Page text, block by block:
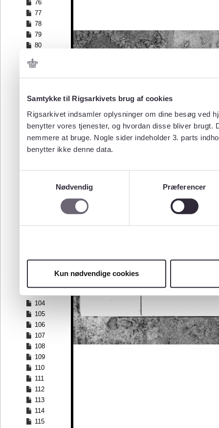
Samtykke til Rigsarkivets brug af cookies
Rigsarkivet indsamler oplysninger om dine besøg ved
benytter vores tjenester, og hvordan disse bliver
nemmere at bruge. Nogle sider indeholder 3. parts
benytter ikke denne data.
Nødvendig
Præferencer
Kun nødvendige cookies
76
77
78
79
80
82
83
85
87
88
89
90
97
100
104
105
106
107
108
109
110
111
112
113
114
115